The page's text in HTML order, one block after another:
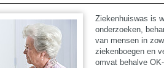
Ziekenhuiswas is
onderzoeken,
van mensen in
ziekenboegen en
omvat behalve